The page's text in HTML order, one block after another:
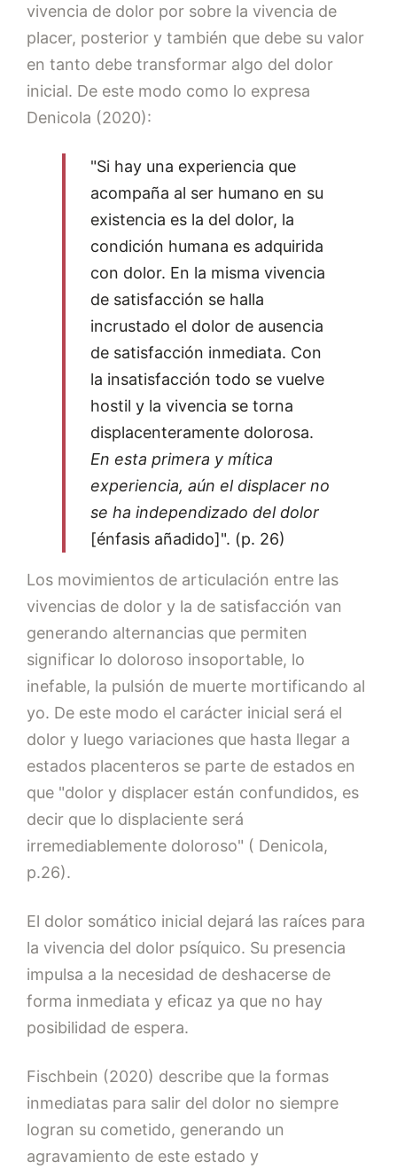
vivencia de dolor por sobre la vivencia de
placer, posterior y también que debe su valor
en tanto debe transformar algo del dolor
inicial. De este modo como lo expresa
Denicola (2020):
"Si hay una experiencia que
acompaña al ser humano en su
existencia es la del dolor, la
condición humana es adquirida
con dolor. En la misma vivencia
de satisfacción se halla
incrustado el dolor de ausencia
de satisfacción inmediata. Con
la insatisfacción todo se vuelve
hostil y la vivencia se torna
displacenteramente dolorosa.
En esta primera y mítica
experiencia, aún el displacer no
se ha independizado del dolor
[énfasis añadido]". (p. 26)
Los movimientos de articulación entre las
vivencias de dolor y la de satisfacción van
generando alternancias que permiten
significar lo doloroso insoportable, lo
inefable, la pulsión de muerte mortificando al
yo. De este modo el carácter inicial será el
dolor y luego variaciones que hasta llegar a
estados placenteros se parte de estados en
que "dolor y displacer están confundidos, es
decir que lo displaciente será
irremediablemente doloroso" ( Denicola,
p.26).
El dolor somático inicial dejará las raíces para
la vivencia del dolor psíquico. Su presencia
impulsa a la necesidad de deshacerse de
forma inmediata y eficaz ya que no hay
posibilidad de espera.
Fischbein (2020) describe que la formas
inmediatas para salir del dolor no siempre
logran su cometido, generando un
agravamiento de este estado y